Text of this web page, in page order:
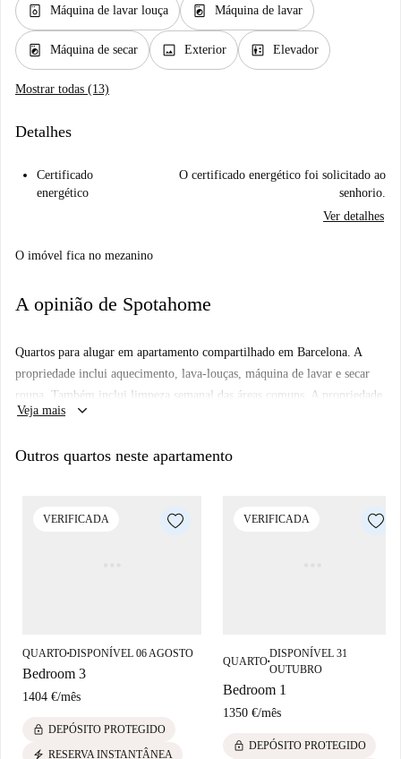
dishwasher_gen Máquina de lavar louça local_laundry_service Máquina de lavar
local_laundry_service Máquina de secar image Exterior elevator Elevador
Mostrar todas (13)
Detalhes
Certificado
energético
O certificado energético foi solicitado ao
senhorio.
Ver detalhes
O imóvel fica no mezanino
A opinião de Spotahome
Quartos para alugar em apartamento compartilhado em Barcelona. A
propriedade inclui aquecimento, lava-louças, máquina de lavar e secar
roupa. Também inclui limpeza semanal das áreas comuns. A propriedade
também tem ferro de passar e aspirador de pó. Lençóis e toalhas são
Veja mais keyboard_arrow_down
Outros quartos neste apartamento
VERIFICADA
QUARTO■DISPONÍVEL 06 AGOSTO
Bedroom 3
1404 €/mês
lock DEPÓSITO PROTEGIDO
electric_bolt RESERVA INSTANTÂNEA
VERIFICADA
QUARTO■
DISPONÍVEL 31
OUTUBRO
Bedroom 1
1350 €/mês
lock DEPÓSITO PROTEGIDO